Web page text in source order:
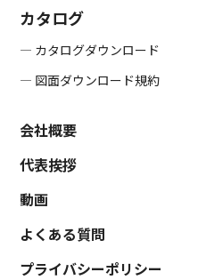
カタログ
― カタログダウンロード
― 図面ダウンロード規約
会社概要
代表挨拶
動画
よくある質問
プライバシーポリシー